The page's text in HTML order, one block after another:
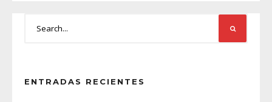
ENTRADAS RECIENTES